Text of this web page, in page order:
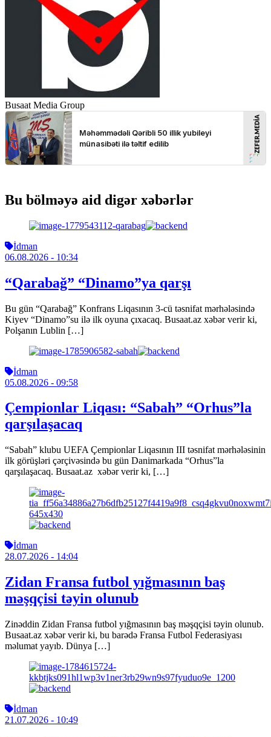
Busaat Media Group
Bu bölməyə aid digər xəbərlər
İdman
06.08.2026 - 10:34
“Qarabağ” “Dinamo”ya qarşı
Bu gün “Qarabağ” Konfrans Liqasının 3-cü təsnifat mərhələsində
Kiyev “Dinamo”su ilə ilk oyuna çıxacaq. Busaat.az xəbər verir ki,
Polşanın Lublin […]
İdman
05.08.2026 - 09:58
Çempionlar Liqası: “Sabah” “Orhus”la
qarşılaşacaq
“Sabah” klubu UEFA Çempionlar Liqasının III təsnifat mərhələsinin
ilk görüşləri çərçivəsində bu gün Danimarkada “Orhus”la
qarşılaşacaq. Busaat.az xəbər verir ki, […]
İdman
28.07.2026 - 14:04
Zidan Fransa futbol yığmasının baş
məşqçisi təyin olunub
Zinəddin Zidan Fransa futbol yığmasının baş məşqçisi təyin olunub.
Busaat.az xəbər verir ki, bu barədə Fransa Futbol Federasiyası
məlumat yayıb. Dünya […]
İdman
21.07.2026 - 10:49